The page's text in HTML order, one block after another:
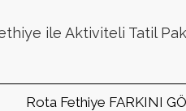
ile Aktiviteli Tatil
Rota Fethiye FARKINI